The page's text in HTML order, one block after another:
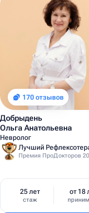
170 отзывов
Добрыдень
Ольга Анатольевна
Невролог
Премия ПроДокторов
25 лет
стаж
от 18